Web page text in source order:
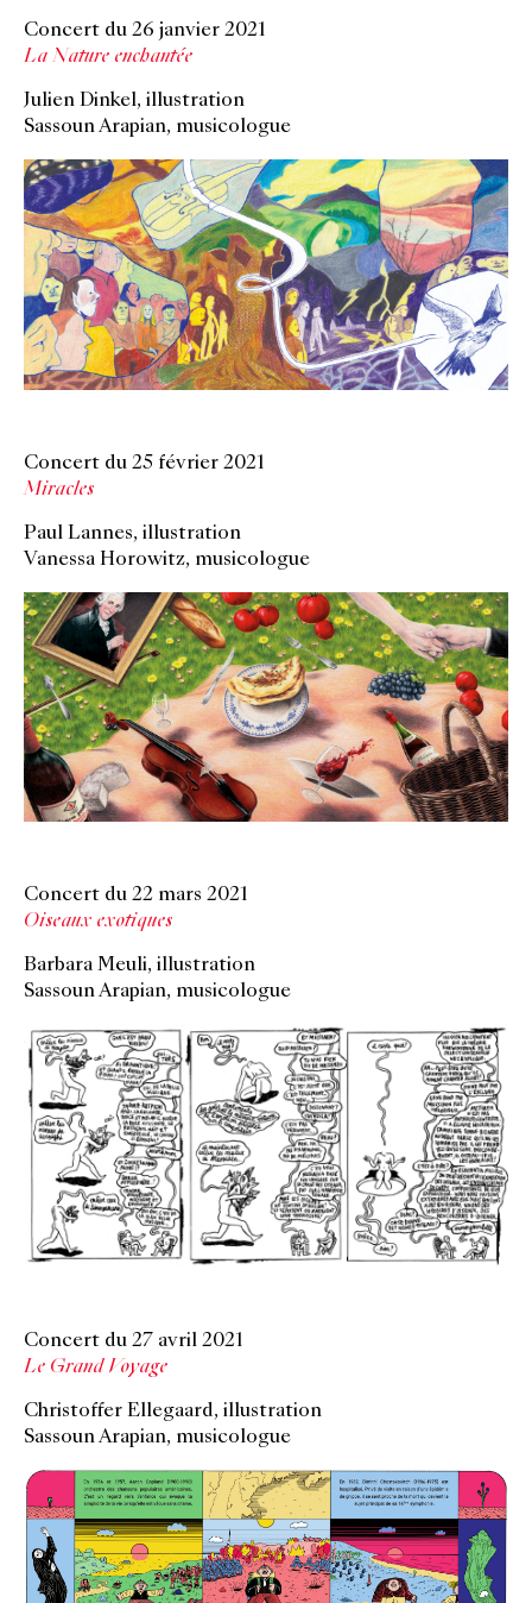
Concert du 26 janvier 2021
La Nature enchantée
Julien Dinkel, illustration
Sassoun Arapian, musicologue
Concert du 25 février 2021
Miracles
Paul Lannes, illustration
Vanessa Horowitz, musicologue
Concert du 22 mars 2021
Oiseaux exotiques
Barbara Meuli, illustration
Sassoun Arapian, musicologue
Concert du 27 avril 2021
Le Grand Voyage
Christoffer Ellegaard, illustration
Sassoun Arapian, musicologue